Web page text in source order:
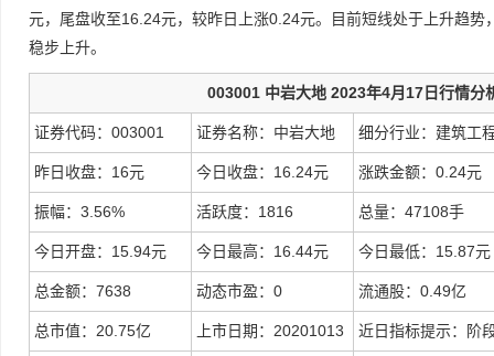
元，尾盘收至16.24元，较昨日上涨0.24元。目前短线处于上升趋势
稳步上升。
003001 中岩大地 2023年4月17日行情分
证券代码：003001 证券名称：中岩大地 细分行业：建筑工
昨日收盘：16元 今日收盘：16.24元 涨跌金额：0.24元
振幅：3.56% 活跃度：1816 总量：47108手
今日开盘：15.94元 今日最高：16.44元 今日最低：15.87元
总金额：7638 动态市盈：0 流通股：0.49亿
总市值：20.75亿 上市日期：20201013 近日指标提示：阶